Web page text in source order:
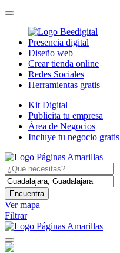
Presencia digital
Diseño web
Crear tienda online
Redes Sociales
Herramientas gratis
Kit Digital
Publicita tu empresa
Área de Negocios
Incluye tu negocio gratis
Encuentra
Ver mapa
Filtrar